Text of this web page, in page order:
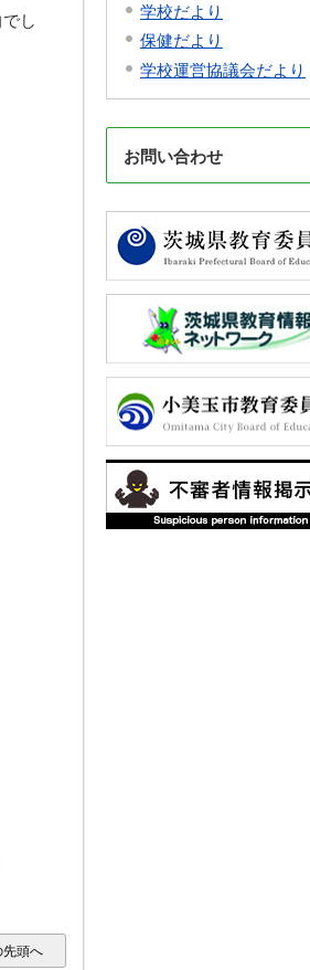
し
先頭へ
学校だより
保健だより
学校運営協議会だより
お問い合わせ